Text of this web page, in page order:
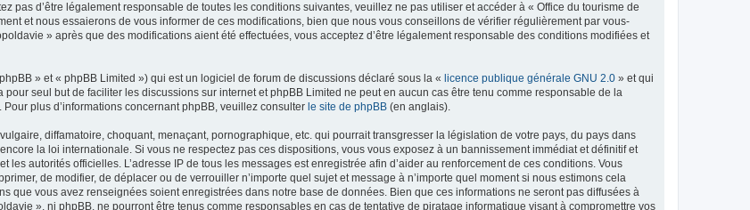
pas d’être légalement responsable de toutes les conditions suivantes, veuillez ne pas utiliser et accéder à « Office du tourisme de
et nous essaierons de vous informer de ces modifications, bien que nous vous conseillons de vérifier régulièrement par vous-
» après que des modifications aient été effectuées, vous acceptez d’être légalement responsable des conditions modifiées et
» et « phpBB Limited ») qui est un logiciel de forum de discussions déclaré sous la « licence publique générale GNU 2.0 » et qui
seul but de faciliter les discussions sur internet et phpBB Limited ne peut en aucun cas être tenu comme responsable de la
plus d’informations concernant phpBB, veuillez consulter le site de phpBB (en anglais).
diffamatoire, choquant, menaçant, pornographique, etc. qui pourrait transgresser la législation de votre pays, du pays dans
la loi internationale. Si vous ne respectez pas ces dispositions, vous vous exposez à un bannissement immédiat et définitif et
les autorités officielles. L’adresse IP de tous les messages est enregistrée afin d’aider au renforcement de ces conditions. Vous
de modifier, de déplacer ou de verrouiller n’importe quel sujet et message à n’importe quel moment si nous estimons cela
que vous avez renseignées soient enregistrées dans notre base de données. Bien que ces informations ne seront pas diffusées à
», ni phpBB, ne pourront être tenus comme responsables en cas de tentative de piratage informatique visant à compromettre vos